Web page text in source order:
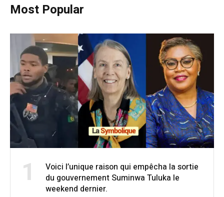
Most Popular
1
Voici l’unique raison qui empêcha la sortie
du gouvernement Suminwa Tuluka le
weekend dernier.